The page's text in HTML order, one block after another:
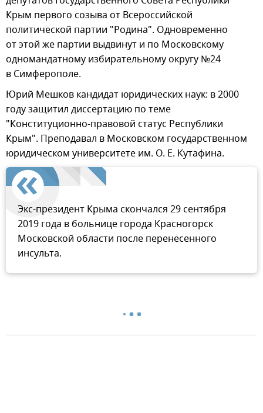
Крым первого созыва от Всероссийской
политической партии "Родина". Одновременно
от этой же партии выдвинут и по Московскому
одномандатному избирательному округу №24
в Симферополе.
Юрий Мешков кандидат юридических наук: в 2000
году защитил диссертацию по теме
"Конституционно-правовой статус Республики
Крым". Преподавал в Московском государственном
юридическом университете им. О. Е. Кутафина.
Экс-президент Крыма скончался 29 сентября
2019 года в больнице города Красногорск
Московской области после перенесенного
инсульта.